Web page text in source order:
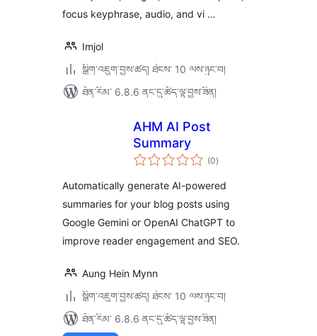
focus keyphrase, audio, and vi …
Imjol
སྒྲིག་འཇུག་བྱས་ཚད། ཐེངས་ 10 ལས་ཉུང་བ།
ཐོན་རིམ་ 6.8.6 ནང་དུ་ཚོད་ལྟ་བྱས་ཟིན།
AHM AI Post
Summary
(0གདེང་
འཇོག་
ཚང་།
)
Automatically generate AI-powered
summaries for your blog posts using
Google Gemini or OpenAI ChatGPT to
improve reader engagement and SEO.
Aung Hein Mynn
སྒྲིག་འཇུག་བྱས་ཚད། ཐེངས་ 10 ལས་ཉུང་བ།
ཐོན་རིམ་ 6.8.6 ནང་དུ་ཚོད་ལྟ་བྱས་ཟིན།